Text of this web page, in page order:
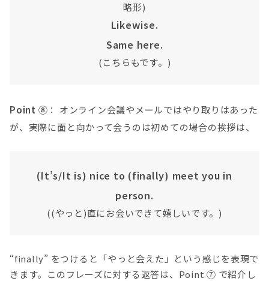
略形)
Likewise.
Same here.
(こちらもです。)
Point ⑧ ： オンライン会議やメールではやり取りはあった
が、実際に面と向かって会うのは初めての場合の挨拶は、
(It’s/It is) nice to (finally) meet you in
person.
((やっと)直にお会いできて嬉しいです。)
“finally” をつけると「やっと会えた」という感じを表現で
きます。このフレーズに対する返答は、Point ⑦ で紹介し